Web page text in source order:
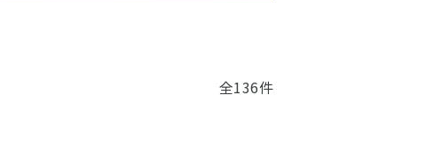
全136件